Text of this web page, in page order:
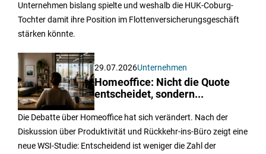
Unternehmen bislang spielte und weshalb die HUK-Coburg-
Tochter damit ihre Position im Flottenversicherungsgeschäft
stärken könnte.
29.07.2026Unternehmen
Homeoffice: Nicht die Quote
entscheidet, sondern...
Die Debatte über Homeoffice hat sich verändert. Nach der
Diskussion über Produktivität und Rückkehr-ins-Büro zeigt eine
neue WSI-Studie: Entscheidend ist weniger die Zahl der